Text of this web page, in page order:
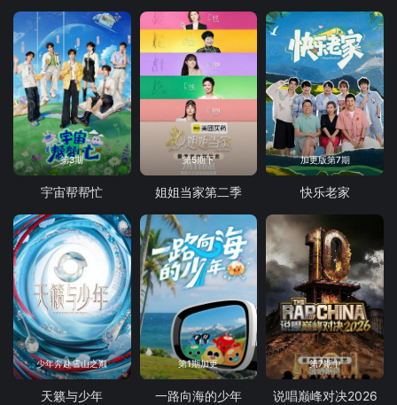
第3期
宇宙帮帮忙
第5期下
姐姐当家第二季
加更版第7期
快乐老家
少年奔赴雪山之巅
天籁与少年
第1期加更
一路向海的少年
第7期中
说唱巅峰对决2026